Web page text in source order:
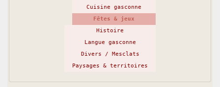
Cuisine gasconne
Fêtes & jeux
Histoire
Langue gasconne
Divers / Mesclats
Paysages & territoires